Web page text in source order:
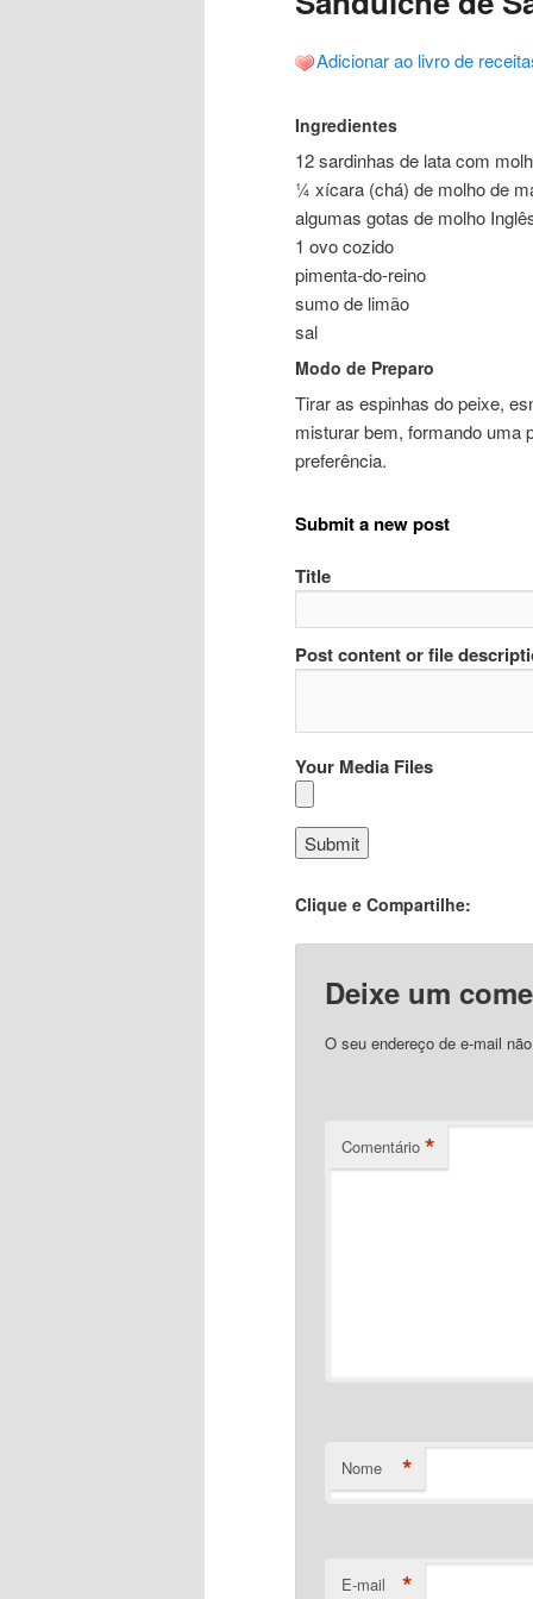
Adicionar ao livro de
Ingredientes
12 sardinhas de lata com
¼ xícara (chá) de molho de
algumas gotas de molho
1 ovo cozido
pimenta-do-reino
sumo de limão
sal
Modo de Preparo
Tirar as espinhas do peixe,
misturar bem, formando uma
preferência.
Submit a new post
Title
Post content or file
Your Media Files
Clique e Compartilhe:
Deixe um
O seu endereço de e-mail
Comentário *
Nome *
E-mail *